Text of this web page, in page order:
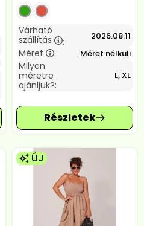
Várható
szállítás
: 2026.08.11
Méret : Méret nélküli
Milyen
méretre
ajánljuk?:
L, XL
ÚJ